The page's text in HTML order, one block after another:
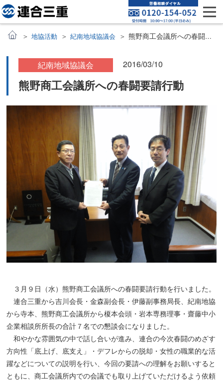
地協活動 紀南地域協議会 熊野商工会議所への春闘要請行動
紀南地域協議会 2016/03/10
熊野商工会議所への春闘要請行動
３月９日（水）熊野商工会議所への春闘要請行動を行いました。
連合三重から吉川会長・金森副会長・伊藤副事務局長、紀南地協
から寺本、熊野商工会議所から榎本会頭・岩本専務理事・齋藤中小
企業相談所所長の合計７名での懇談会になりました。
和やかな雰囲気の中で話し合いが進み、連合の今次春闘のめざす
方向性「底上げ、底支え」・デフレからの脱却・女性の職業的な活
躍などについての説明を行い、今回の要請への理解をお願いすると
ともに、商工会議所内での会議でも取り上げていただけるよう依頼